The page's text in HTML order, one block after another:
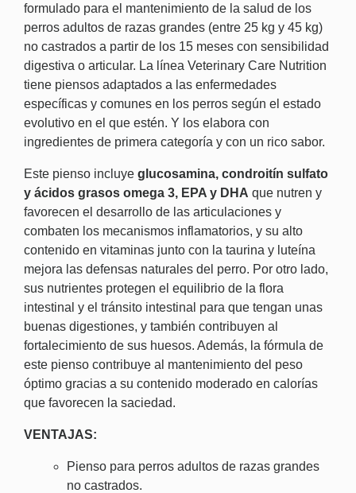
formulado para el mantenimiento de la salud de los
perros adultos de razas grandes (entre 25 kg y 45 kg)
no castrados a partir de los 15 meses con sensibilidad
digestiva o articular. La línea Veterinary Care Nutrition
tiene piensos adaptados a las enfermedades
específicas y comunes en los perros según el estado
evolutivo en el que estén. Y los elabora con
ingredientes de primera categoría y con un rico sabor.
Este pienso incluye glucosamina, condroitín sulfato
y ácidos grasos omega 3, EPA y DHA que nutren y
favorecen el desarrollo de las articulaciones y
combaten los mecanismos inflamatorios, y su alto
contenido en vitaminas junto con la taurina y luteína
mejora las defensas naturales del perro. Por otro lado,
sus nutrientes protegen el equilibrio de la flora
intestinal y el tránsito intestinal para que tengan unas
buenas digestiones, y también contribuyen al
fortalecimiento de sus huesos. Además, la fórmula de
este pienso contribuye al mantenimiento del peso
óptimo gracias a su contenido moderado en calorías
que favorecen la saciedad.
VENTAJAS:
Pienso para perros adultos de razas grandes
no castrados.